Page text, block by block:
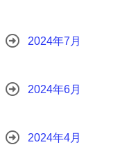
2024年7月
2024年6月
2024年4月